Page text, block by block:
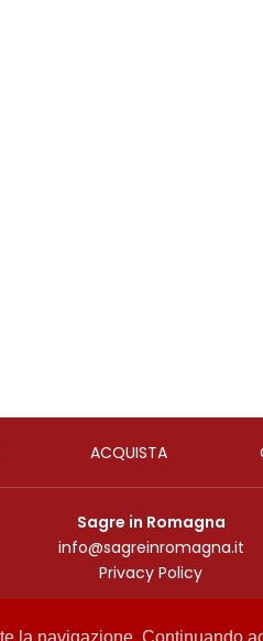
ACQUISTA
Sagre in Romagna
info@sagreinromagna.it
Privacy Policy